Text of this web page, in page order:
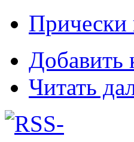
Прически
Добавить
Читать